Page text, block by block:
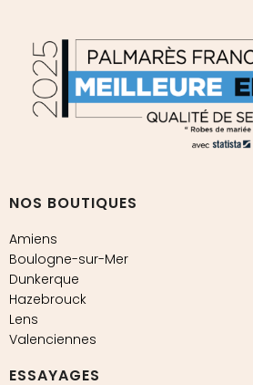
NOS BOUTIQUES
Amiens
Boulogne-sur-Mer
Dunkerque
Hazebrouck
Lens
Valenciennes
ESSAYAGES